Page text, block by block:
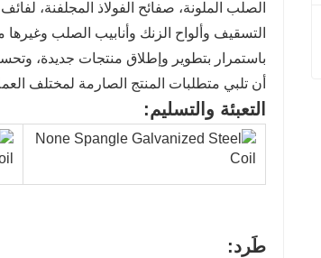
التسقيف وألواح الزنك وأنابيب الصلب
باستمرار بتطوير وإطلاق منتجات جديدة،
أن تلبي متطلبات المنتج الصارمة لمختلف
التعبئة والتسليم:
طَرد: